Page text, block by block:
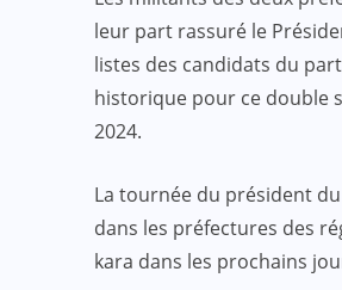
leur part rassuré le
listes des candidats du
historique pour ce double
2024.
La tournée du président
dans les préfectures des
kara dans les prochains